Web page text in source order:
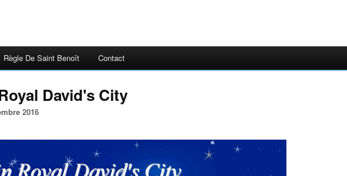
Règle De Saint Benoît Contact
David's City
2016